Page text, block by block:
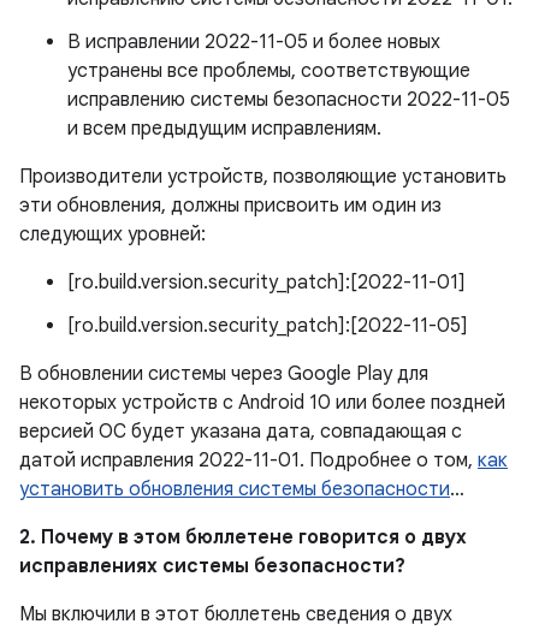
В исправлении 2022-11-05 и более новых
устранены все проблемы, соответствующие
исправлению системы безопасности 2022-11-05
и всем предыдущим исправлениям.
Производители устройств, позволяющие установить
эти обновления, должны присвоить им один из
следующих уровней:
[ro.build.version.security_patch]:[2022-11-01]
[ro.build.version.security_patch]:[2022-11-05]
В обновлении системы через Google Play для
некоторых устройств с Android 10 или более поздней
версией ОС будет указана дата, совпадающая с
датой исправления 2022-11-01. Подробнее о том, как
установить обновления системы безопасности…
2. Почему в этом бюллетене говорится о двух
исправлениях системы безопасности?
Мы включили в этот бюллетень сведения о двух